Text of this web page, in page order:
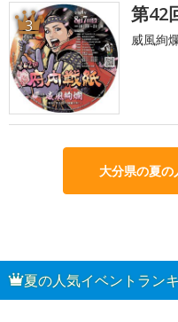
3 第42
威風絢
大分県の夏
夏の人気イベントラン